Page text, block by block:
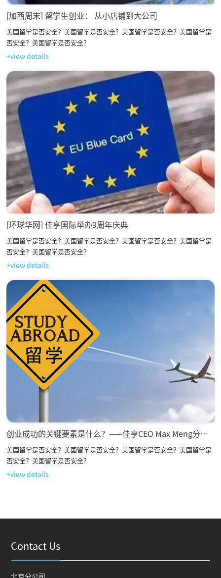
[加西周末] 留学生创业： 从小店铺到大公司
美国留学是否安全？美国留学是否安全？美国留学是否安全？美国留学是
否安全？美国留学是否安全？
+view details
[环球华网] 佳亨国际举办9周年庆典
美国留学是否安全？美国留学是否安全？美国留学是否安全？美国留学是
否安全？美国留学是否安全？
+view details
创业成功的关键要素是什么？——佳亨CEO Max Meng分享创业心得
美国留学是否安全？美国留学是否安全？美国留学是否安全？美国留学是
否安全？美国留学是否安全？
+view details
Contact Us